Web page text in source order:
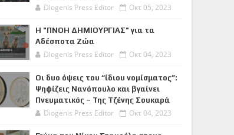
Diogenis Press Editor Οκτ 05, 2023
Η "ΠΝΟΗ ΔΗΜΙΟΥΡΓΙΑΣ" για τα
Αδέσποτα Ζώα
Diogenis Press Editor Οκτ 04, 2023
Οι δυο όψεις του “ίδιου νομίσματος”:
Ψηφίζεις Νανόπουλο και βγαίνει
Πνευματικός – Της Τζένης Σουκαρά
Diogenis Press Editor Οκτ 04, 2023